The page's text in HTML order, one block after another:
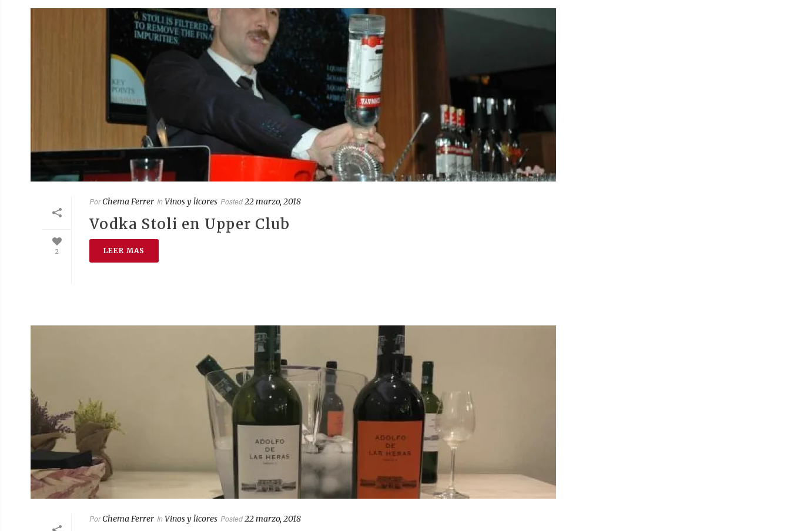
2
PorChema Ferrer In Vinos y licores Posted22 marzo, 2018
Vodka Stoli en Upper Club
LEER MAS
PorChema Ferrer In Vinos y licores Posted22 marzo, 2018